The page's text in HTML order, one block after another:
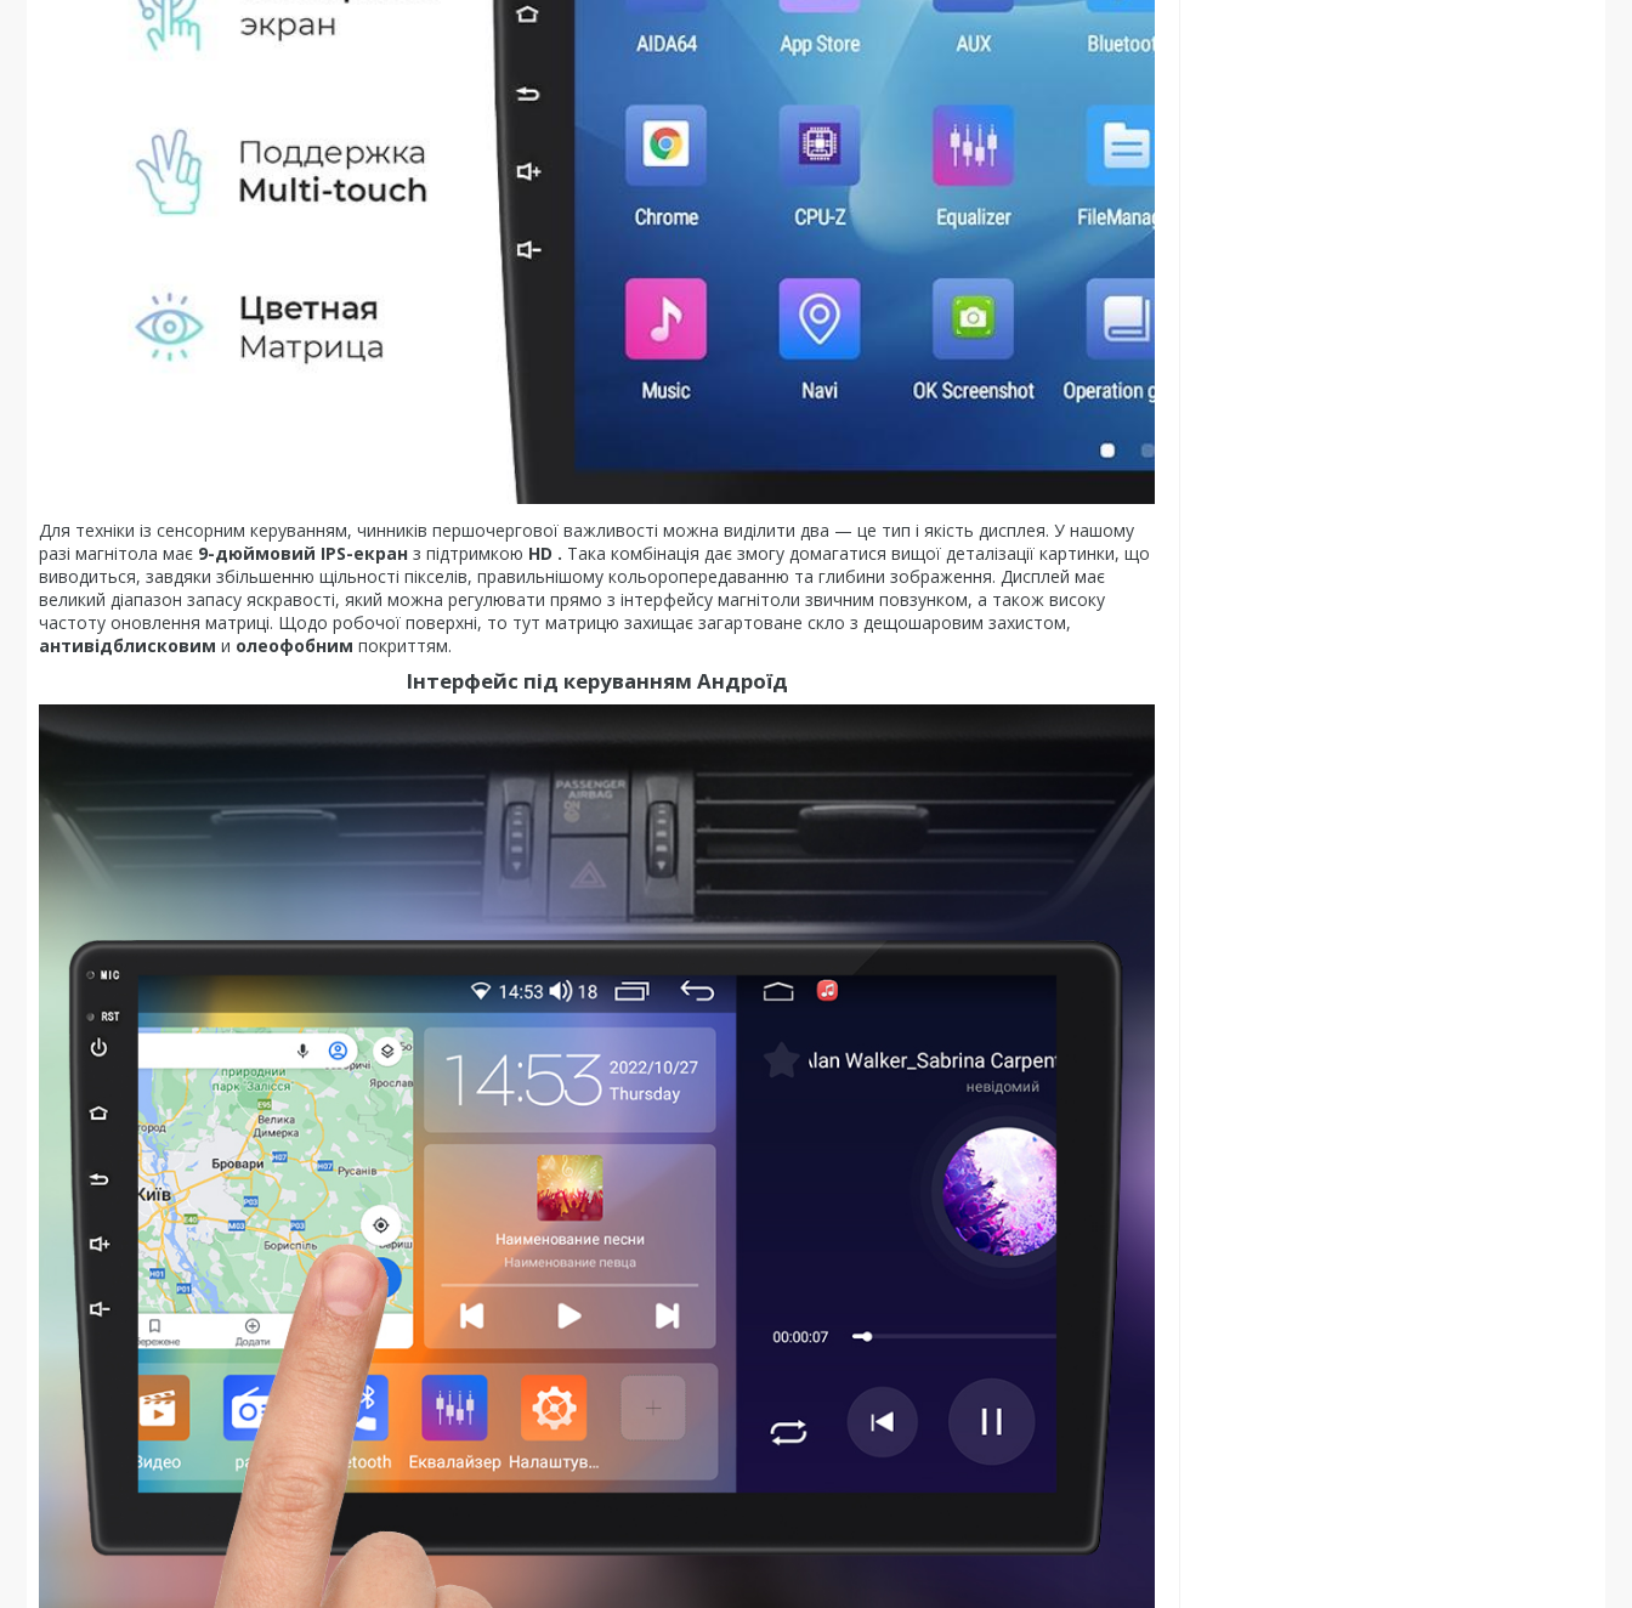
Для техніки із сенсорним керуванням, чинників першочергової важливості можна виділити два — це тип і якість дисплея. У нашому
разі магнітола має 9-дюймовий IPS-екран з підтримкою HD . Така комбінація дає змогу домагатися вищої деталізації картинки, що
виводиться, завдяки збільшенню щільності пікселів, правильнішому кольоропередаванню та глибини зображення. Дисплей має
великий діапазон запасу яскравості, який можна регулювати прямо з інтерфейсу магнітоли звичним повзунком, а також високу
частоту оновлення матриці. Щодо робочої поверхні, то тут матрицю захищає загартоване скло з дещошаровим захистом,
антивідблисковим и олеофобним покриттям.
Інтерфейс під керуванням Андроїд